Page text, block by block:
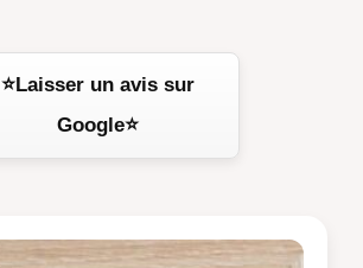
⭐Laisser un avis sur
Google⭐